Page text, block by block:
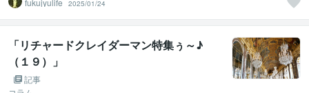
fukujyulife
2025/01/24
「リチャードクレイダーマン特集ぅ～♪
（１９）」
記事